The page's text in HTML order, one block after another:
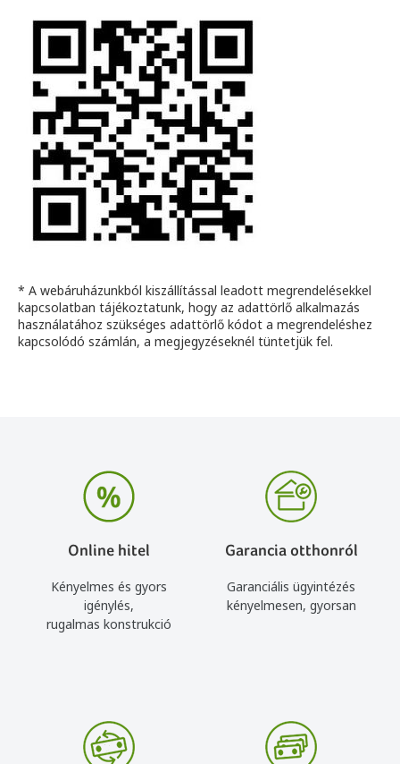
* A webáruházunkból kiszállítással leadott megrendelésekkel
kapcsolatban tájékoztatunk, hogy az adattörlő alkalmazás
használatához szükséges adattörlő kódot a megrendeléshez
kapcsolódó számlán, a megjegyzéseknél tüntetjük fel.
Online hitel
Kényelmes és gyors
igénylés,
rugalmas konstrukció
Garancia otthonról
Garanciális ügyintézés
kényelmesen, gyorsan